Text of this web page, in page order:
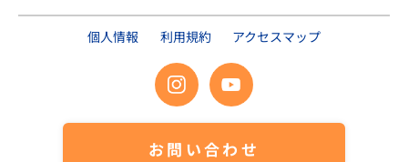
個人情報 利用規約 アクセスマップ
お問い合わせ